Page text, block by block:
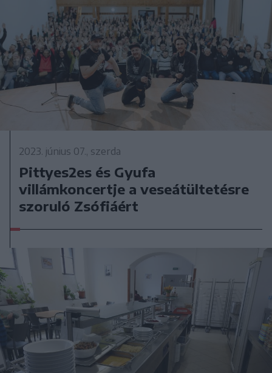
2023. június 07., szerda
Pittyes2es és Gyufa
villámkoncertje a veseátültetésre
szoruló Zsófiáért